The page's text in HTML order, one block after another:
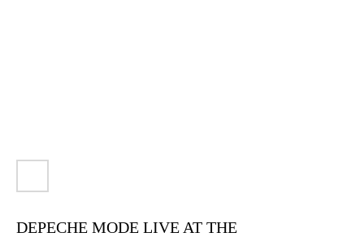
DEPECHE MODE LIVE AT THE